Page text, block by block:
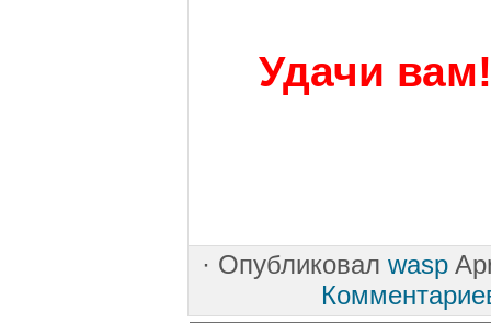
Удачи вам!
· Опубликовал wasp